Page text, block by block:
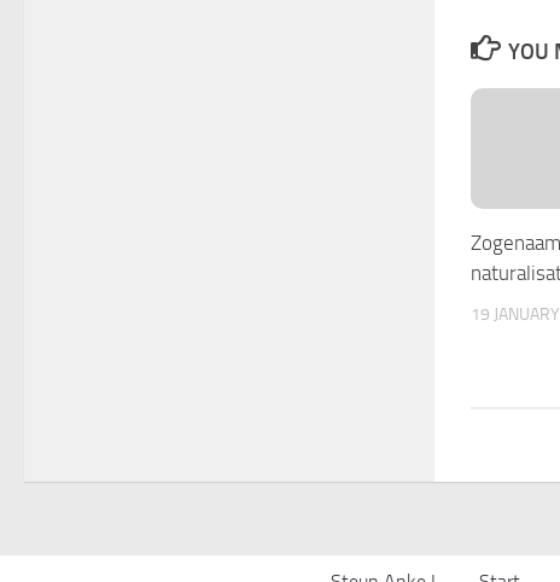
YOU
19